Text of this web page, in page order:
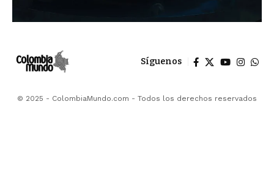
Síguenos
© 2025 - ColombiaMundo.com - Todos los derechos reservados